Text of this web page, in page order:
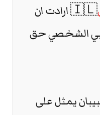
🇮🇱 ارادت ان
الشخصي حق
يمثل على